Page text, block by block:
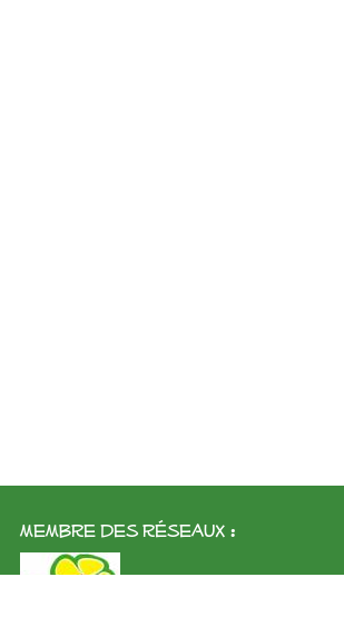
membre des réseaux :